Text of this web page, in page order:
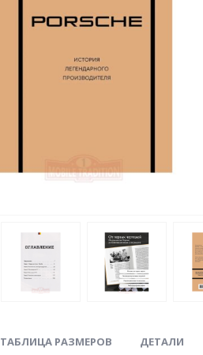
ТАБЛИЦА РАЗМЕРОВ ДЕТАЛИ